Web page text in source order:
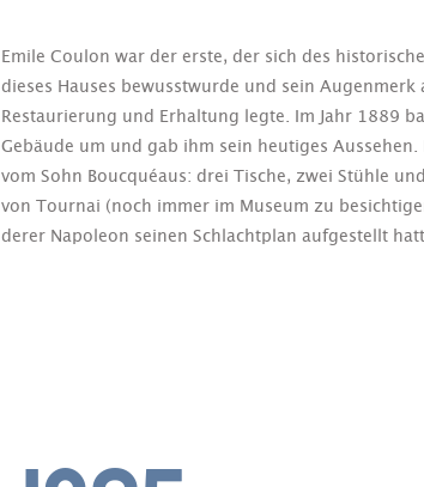
Emile Coulon war der erste, der sich des
dieses Hauses bewusstwurde und sein Augenmerk
Restaurierung und Erhaltung legte. Im Jahr 1889
Gebäude um und gab ihm sein heutiges Aussehen.
vom Sohn Boucquéaus: drei Tische, zwei Stühle
von Tournai (noch immer im Museum zu
derer Napoleon seinen Schlachtplan aufgestellt